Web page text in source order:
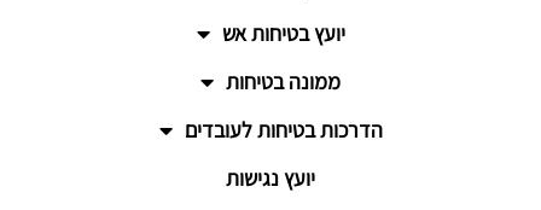
יועץ בטיחות אש
ממונה בטיחות
הדרכות בטיחות לעובדים
יועץ נגישות